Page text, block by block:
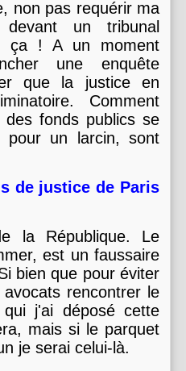
non pas requérir ma
un tribunal
ça ! A un moment
une enquête
que la justice en
Comment
fonds publics se
pour un larcin, sont
de justice de Paris
la République. Le
est un faussaire
bien que pour éviter
rencontrer le
j'ai déposé cette
mais si le parquet
je serai celui-là.